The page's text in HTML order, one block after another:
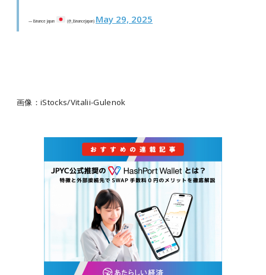
— Binance Japan (@_BinanceJapan) May 29, 2025
画像：iStocks/Vitalii-Gulenok